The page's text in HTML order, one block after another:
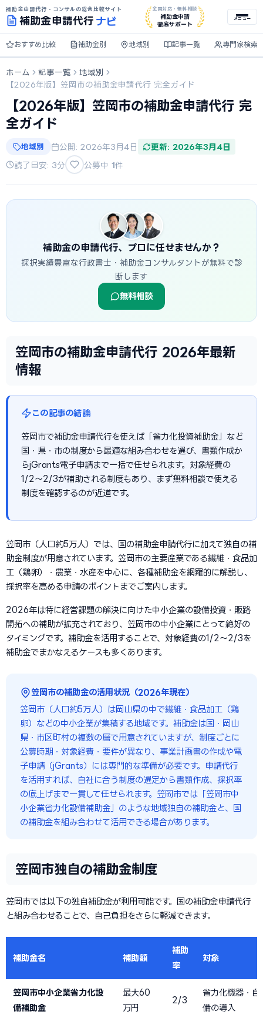
補助金申請代行・コンサルの総合比較サイト
補助金申請代行 ナビ
全国対応・無料相談
補助金申請
徹底サポート
メニュー
おすすめ比較 補助金別 地域別 記事一覧 専門家検索
ホーム 記事一覧
地域別
【2026年版】笠岡市の補助金申請代行 完全ガイド
【2026年版】笠岡市の補助金申請代行 完
全ガイド
地域別 公開: 2026年3月4日 更新: 2026年3月4日
読了目安: 3分 公募中 1件
補助金の申請代行、プロに任せませんか？
採択実績豊富な行政書士・補助金コンサルタントが無料で診
断します
無料相談
笠岡市の補助金申請代行 2026年最新
情報
この記事の結論
笠岡市で補助金申請代行を使えば「省力化投資補助金」など
国・県・市の制度から最適な組み合わせを選び、書類作成か
らjGrants電子申請まで一括で任せられます。対象経費の
1/2〜2/3が補助される制度もあり、まず無料相談で使える
制度を確認するのが近道です。
笠岡市（人口約5万人）では、国の補助金申請代行に加えて独自の補
助金制度が用意されています。笠岡市の主要産業である繊維・食品加
工（鶏卵）・農業・水産を中心に、各種補助金を網羅的に解説し、
採択率を高める申請のポイントまでご案内します。
2026年は特に経営課題の解決に向けた中小企業の設備投資・販路
開拓への補助が拡充されており、笠岡市の中小企業にとって絶好の
タイミングです。補助金を活用することで、対象経費の1/2〜2/3を
補助金でまかなえるケースも多くあります。
笠岡市の補助金の活用状況（2026年現在）
笠岡市（人口約5万人）は岡山県の中で繊維・食品加工（鶏
卵）などの中小企業が集積する地域です。補助金は国・岡山
県・市区町村の複数の層で用意されていますが、制度ごとに
公募時期・対象経費・要件が異なり、事業計画書の作成や電
子申請（jGrants）には専門的な準備が必要です。申請代行
を活用すれば、自社に合う制度の選定から書類作成、採択率
の底上げまで一貫して任せられます。笠岡市では「笠岡市中
小企業省力化設備補助金」のような地域独自の補助金と、国
の補助金を組み合わせて活用できる場合があります。
笠岡市独自の補助金制度
笠岡市では以下の独自補助金が利用可能です。国の補助金申請代行
と組み合わせることで、自己負担をさらに軽減できます。
補助金名 補助額
補助
率
対象
笠岡市中小企業省力化設
備補助金
最大60
万円
2/3
省力化機器・自
備の導入